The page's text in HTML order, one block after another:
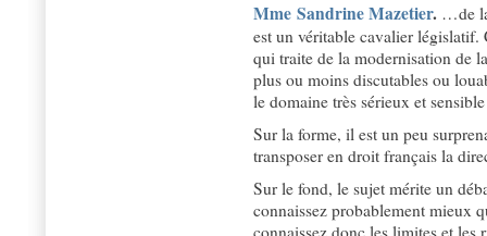
Mme Sandrine Mazetier. …de
est un véritable cavalier législatif.
qui traite de la modernisation de
plus ou moins discutables ou
le domaine très sérieux et
Sur la forme, il est un peu
transposer en droit français la
Sur le fond, le sujet mérite un
connaissez probablement mieux